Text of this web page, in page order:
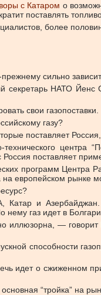
с Катаром о
поставлять
более
сильно зависит
секретарь НАТО Йенс
свои газопоставки.
газу?
поставляет
технического
поставляет
программ Центра
на европейском
и Азербайджан.
нему газ идет в
иллюзорна, —
способности
идет о сжиженном
“тройка” на